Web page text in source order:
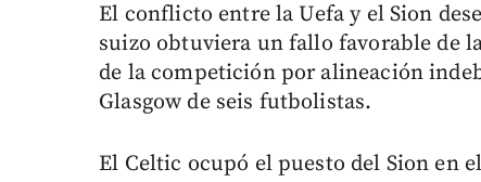
El conflicto entre la Uefa y el Sion
suizo obtuviera un fallo favorable de
de la competición por alineación
Glasgow de seis futbolistas.
El Celtic ocupó el puesto del Sion en